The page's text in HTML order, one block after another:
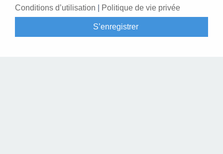
Conditions d’utilisation Politique de vie privée
S’enregistrer